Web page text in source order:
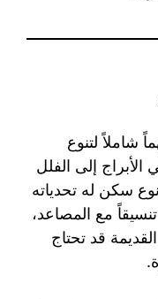
شاملاً لتنوع
إلى الفلل
سكن له تحدياته
مع المصاعد،
قد تحتاج